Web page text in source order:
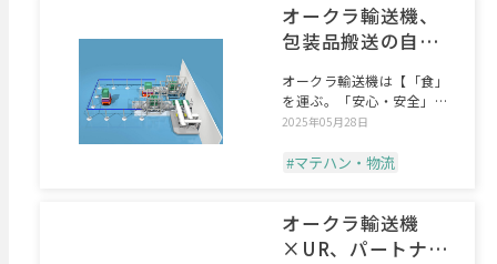
オークラ輸送機、
包装品搬送の自動
JAPANで提案
オークラ輸送機は【「食」
を運ぶ。「安心・安全」に
運ぶ。】をテーマに、人手
2025年05月28日
#マテハン・物流
オークラ輸送機
×UR、パートナー